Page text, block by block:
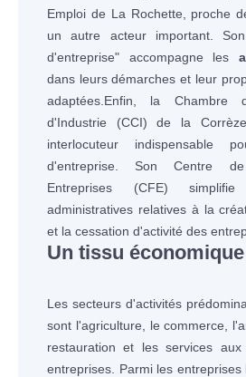
Emploi de La Rochette, proche
un autre acteur important.
d'entreprise" accompagne les
dans leurs démarches et leur
adaptées.Enfin, la Chambre
d'Industrie (CCI) de la
interlocuteur indispensable
d'entreprise. Son Centre
Entreprises (CFE)
administratives relatives à la
et la cessation d'activité des
Un tissu
Les secteurs d'activités
sont l'agriculture, le commerce,
restauration et les services
entreprises. Parmi les entreprises